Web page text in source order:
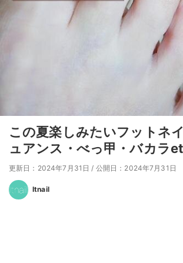
この夏楽しみたいフットネ
ュアンス・べっ甲・バカラ
更新日：2024年7月31日 / 公開日：2024年7月31日
Itnail